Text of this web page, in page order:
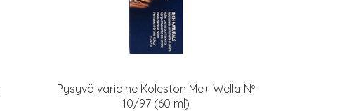
Pysyvä väriaine Koleston Me+ Wella Nº
10/97 (60 ml)